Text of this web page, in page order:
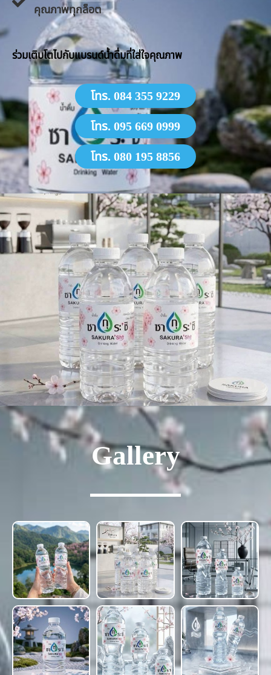
คุณภาพทุกล็อต
​ร่วมเติบโตไปกับแบรนด์น้ำดื่มที่ใส่ใจคุณภาพ
โทร. 084 355 9229
โทร. 095 669 0999
โทร. 080 195 8856
Gallery